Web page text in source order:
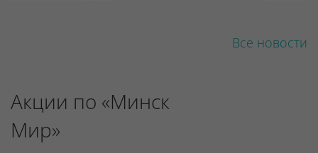
Все новости
Акции по «Минск
Мир»